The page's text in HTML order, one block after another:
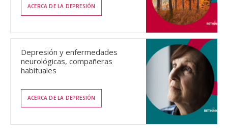
ACERCA DE LA DEPRESIÓN
Depresión y enfermedades
neurológicas, compañeras
habituales
ACERCA DE LA DEPRESIÓN